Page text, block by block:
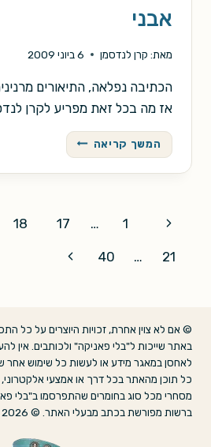
אבני
מאת: קרן לנדסמן 6 ביוני 2009
הכתיבה נפלאה, התיאורים
אז מה בכל זאת מפריע לקרן
המשך קריאה החמישית
של
צ'ונג
Page
navigation
Previous
Page
1
…
17
18
21
…
40
Next
© אם לא צוין אחרת, זכויות היוצרים על כל
באתר שייכות ל"בלי פאניקה" ולכותבים. אין
לאחסן במאגר מידע או לעשות כל שימוש אחר
כל תוכן מהאתר בכל דרך או אמצעי אלקטרוני,
מסחרי מכל סוג בחומרים שהתפרסמו ב"בלי
ברשות מפורשת בכתב מבעלי האתר. © 2026 בלי פאניקה